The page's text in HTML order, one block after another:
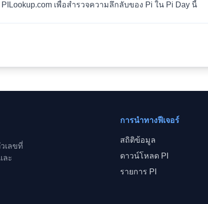
เพื่อสำรวจความลึกลับของ Pi ใน Pi Day นี้
เลขที่
ละ
การนำทางฟีเจอร์
สถิติข้อมูล
ดาวน์โหลด PI
รายการ PI